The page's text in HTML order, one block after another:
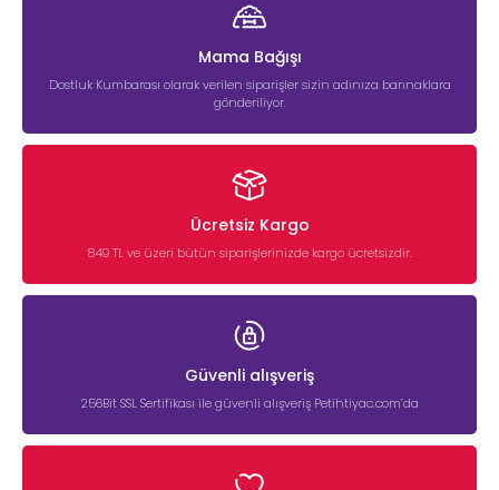
Mama Bağışı
Dostluk Kumbarası olarak verilen siparişler sizin adınıza barınaklara
gönderiliyor.
Ücretsiz Kargo
849 TL ve üzeri bütün siparişlerinizde kargo ücretsizdir.
Güvenli alışveriş
256Bit SSL Sertifikası ile güvenli alışveriş Petihtiyac.com’da